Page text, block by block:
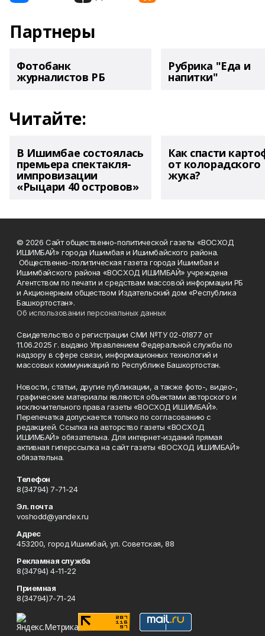
Партнеры
Фотобанк
журналистов РБ
Рубрика "Еда и
напитки"
Читайте:
В Ишимбае состоялась
премьера спектакля-
импровизации
«Рыцари 40 островов»
Как спасти
от колорадского
жука?
© 2026 Сайт общественно-политической газеты «ВОСХОД
ИШИМБАЙ» города Ишимбая и Ишимбайского района.
Общественно-политическая газета города Ишимбая и
Ишимбайского района «ВОСХОД ИШИМБАЙ» учреждена
Агентством по печати и средствам массовой информации РБ
и Акционерным обществом Издательский дом «Республика
Башкортостан».
Об использовании персональных данных
Свидетельство о регистрации СМИ №ТУ 02-01877 от
11.06.2025 г. выдано Управлением Федеральной службы по
надзору в сфере связи, информационных технологий и
массовых коммуникаций по Республике Башкортостан.
Новости, статьи, другие публикации, а также фото-, видео-,
графические материалы являются объектами авторского и
исключительного права газеты «ВОСХОД ИШИМБАЙ».
Перепечатка допускается только по согласованию с
редакцией. Ссылка на авторство газеты «ВОСХОД
ИШИМБАЙ» обязательна. Для интернет-изданий прямая
активная гиперссылка на сайт газеты «ВОСХОД ИШИМБАЙ»
обязательна.
Телефон
8(34794) 7-71-24
Эл. почта
voshodd@yandex.ru
Адрес
453200, город Ишимбай, ул. Советская, 88
Рекламная служба
8(34794) 4-11-22
Приемная
8(34794)7-71-24